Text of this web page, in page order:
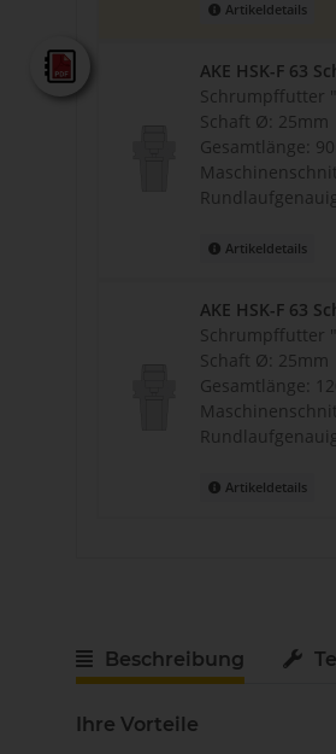
Artikeldetails
AKE HSK-F 63
Schrumpffutter
Schaft Ø: 25mm
Gesamtlänge:
Artikeldetails
AKE HSK-F 63
Schrumpffutter
Schaft Ø: 25mm
Gesamtlänge:
Artikeldetails
Beschreibung
Ihre Vorteile
AKE - Gesamtkatalog